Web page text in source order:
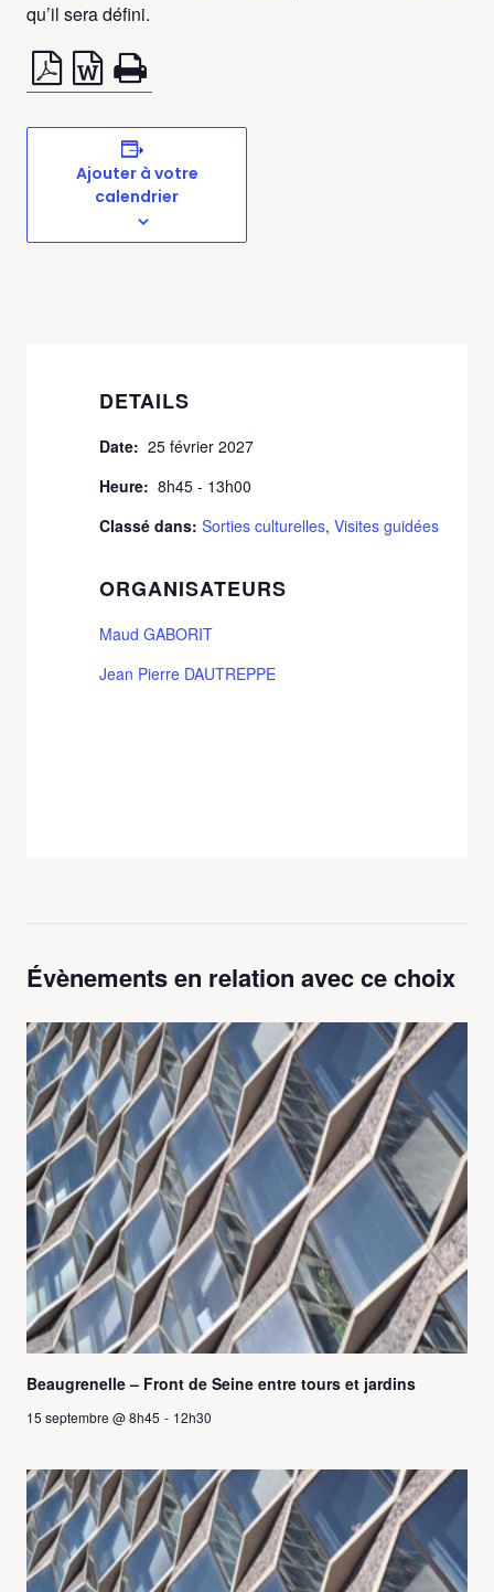
qu’il sera défini.
Ajouter à votre
calendrier
DETAILS
Date: 25 février 2027
Heure: 8h45 - 13h00
Classé dans: Sorties culturelles, Visites guidées
ORGANISATEURS
Maud GABORIT
Jean Pierre DAUTREPPE
Évènements en relation avec ce choix
Beaugrenelle – Front de Seine entre tours et jardins
15 septembre @ 8h45 - 12h30